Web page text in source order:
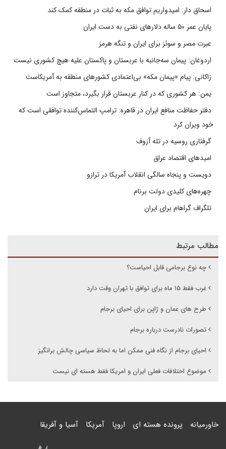
اسحاق دار: امیدواریم توافق مکه به ثبات در منطقه کمک کند
پایان عمر ۵۰ ساله دلارهای نفتی به دست ایران
عبرت مصر و سوئز برای ایران و تنگه هرمز
اردوغان: پیمان سه‌جانبه با عربستان و پاکستان علیه هیچ کشوری نیست
زاکانی: پیام «پیمان مکه» بی‌اعتمادی کشورهای منطقه به آمریکاست
یمن: هر کشوری که در کنار عربستان قرار بگیرد، متجاوز است
دفتر حفاظت منافع ایران در قاهره: ترامپ التماس‌کننده توافقی است که
خود ویران کرد
گرفتاری روسیه در تله آزوف
امیدهای اقتصاد عراق
دویست و پنجاه سالگی انقلاب آمریکا در ترازو
چهره‌های کلیدی دولت برنام
تلگراف گراهام برای ایران
مطالب مرتبط
چه نوع برجامی قابل احیاست؟
غرب فقط ۱۵ ماه برای توافق با تهران وقت دارد
طرح های عمان و ژاپن برای احیای برجام
تصورات نادرست درباره برجام
احیای برجام از نگاه فنی ممکن اما به لحاظ سیاسی چالش برانگیز
موضوع اختلافات فعلی ایران و امریکا فقط هسته ای نیست
خاورمیانه پرونده هسته ای اروپا آمریکا آسیا و آفریقا